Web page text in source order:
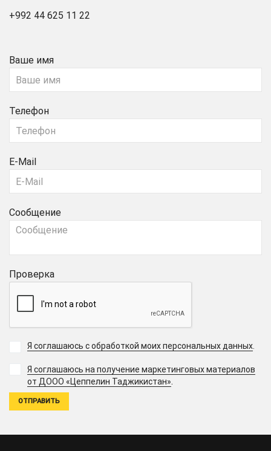
+992 44 625 11 22
Ваше имя
Телефон
E-Mail
Сообщение
Проверка
Я соглашаюсь с обработкой моих персональных данных.
Я соглашаюсь на получение маркетинговых материалов
от ДООО «Цеппелин Таджикистан».